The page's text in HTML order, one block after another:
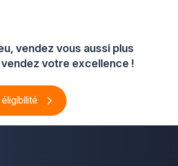
vendez vous aussi plus
votre excellence !